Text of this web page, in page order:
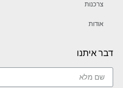
צרכנות
אודות
דבר איתנו